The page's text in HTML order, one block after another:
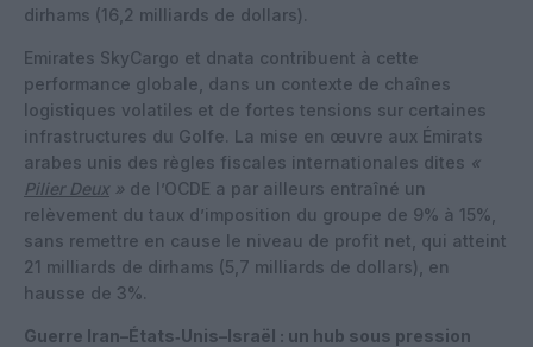
dirhams (16,2 milliards de dollars).
Emirates SkyCargo et dnata contribuent à cette
performance globale, dans un contexte de chaînes
logistiques volatiles et de fortes tensions sur certaines
infrastructures du Golfe. La mise en œuvre aux Émirats
arabes unis des règles fiscales internationales dites «
Pilier Deux » de l’OCDE a par ailleurs entraîné un
relèvement du taux d’imposition du groupe de 9% à 15%,
sans remettre en cause le niveau de profit net, qui atteint
21 milliards de dirhams (5,7 milliards de dollars), en
hausse de 3%.
Guerre Iran–États‑Unis–Israël : un hub sous pression